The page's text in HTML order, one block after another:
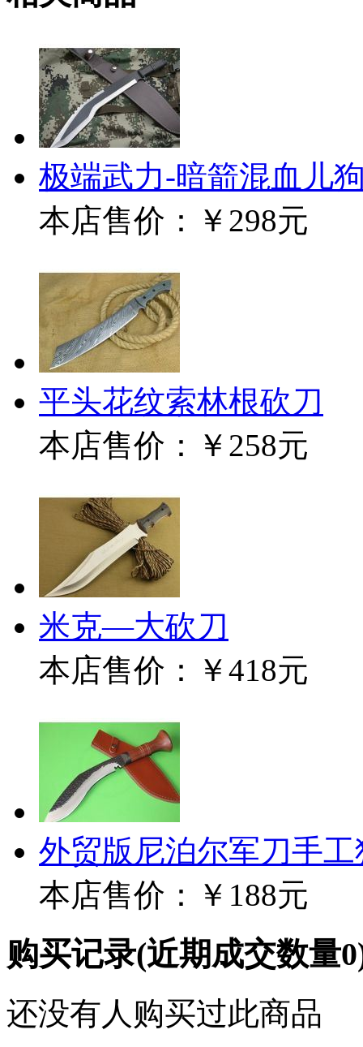
极端武力-暗箭混血儿
本店售价：
￥298元
平头花纹索林根砍刀
本店售价：
￥258元
米克—大砍刀
本店售价：
￥418元
外贸版尼泊尔军刀手工
本店售价：
￥188元
购买记录(近期成交数量0
还没有人购买过此商品